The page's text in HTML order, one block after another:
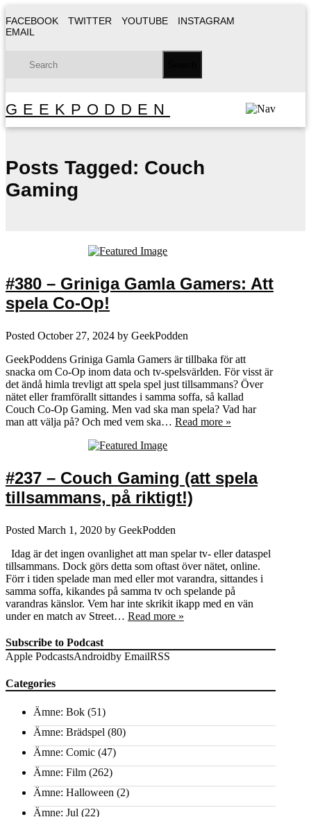
FACEBOOK TWITTER YOUTUBE
INSTAGRAM
EMAIL
GEEKPODDEN
Posts Tagged: Couch
Gaming
#380 – Griniga Gamla Gamers: Att
spela Co-Op!
Posted October 27, 2024 by GeekPodden
GeekPoddens Griniga Gamla Gamers är tillbaka för att
snacka om Co-Op inom data och tv-spelsvärlden. För visst är
det ändå himla trevligt att spela spel just tillsammans? Över
nätet eller framförallt sittandes i samma soffa, så kallad
Couch Co-Op Gaming. Men vad ska man spela? Vad har
man att välja på? Och med vem ska… Read more »
#237 – Couch Gaming (att spela
tillsammans, på riktigt!)
Posted March 1, 2020 by GeekPodden
Idag är det ingen ovanlighet att man spelar tv- eller dataspel
tillsammans. Dock görs detta som oftast över nätet, online.
Förr i tiden spelade man med eller mot varandra, sittandes i
samma soffa, kikandes på samma tv och spelande på
varandras känslor. Vem har inte skrikit ikapp med en vän
under en match av Street… Read more »
Subscribe to Podcast
Apple PodcastsAndroidby EmailRSS
Categories
Ämne: Bok (51)
Ämne: Brädspel (80)
Ämne: Comic (47)
Ämne: Film (262)
Ämne: Halloween (2)
Ämne: Jul (22)